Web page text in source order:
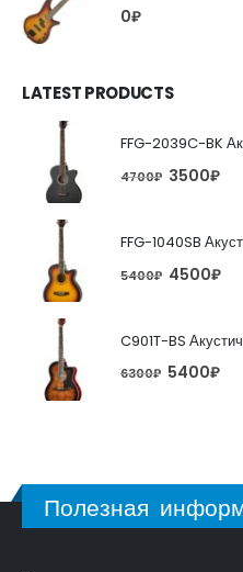
0₽
LATEST PRODUCTS
FFG-2039C-BK
4700₽ 3500₽
5400₽ 4500₽
6300₽ 5400₽
Полезная